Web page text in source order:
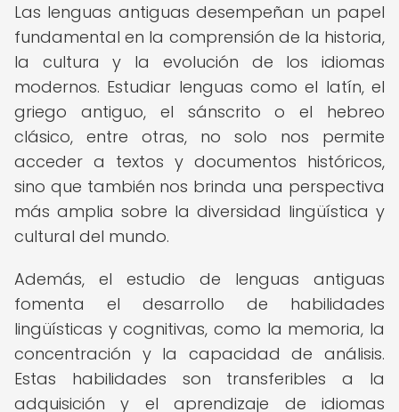
Las lenguas antiguas desempeñan un papel
fundamental en la comprensión de la historia,
la cultura y la evolución de los idiomas
modernos. Estudiar lenguas como el latín, el
griego antiguo, el sánscrito o el hebreo
clásico, entre otras, no solo nos permite
acceder a textos y documentos históricos,
sino que también nos brinda una perspectiva
más amplia sobre la diversidad lingüística y
cultural del mundo.
Además, el estudio de lenguas antiguas
fomenta el desarrollo de habilidades
lingüísticas y cognitivas, como la memoria, la
concentración y la capacidad de análisis.
Estas habilidades son transferibles a la
adquisición y el aprendizaje de idiomas